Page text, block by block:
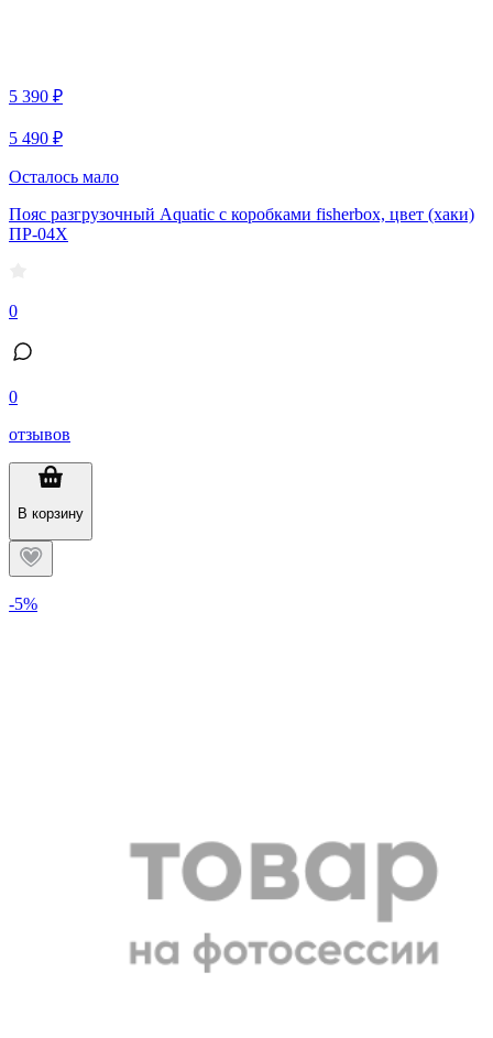
5 390 ₽
5 490 ₽
Осталось мало
Пояс разгрузочный Aquatic с коробками fisherbox, цвет (хаки)
ПР-04Х
0
0
отзывов
В корзину
-5%